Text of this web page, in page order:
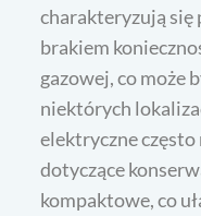
charakteryzują
brakiem
gazowej, co może
niektórych
elektryczne
dotyczące
kompaktowe, co